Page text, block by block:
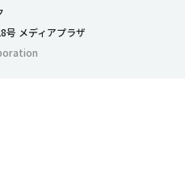
メディアプラザ